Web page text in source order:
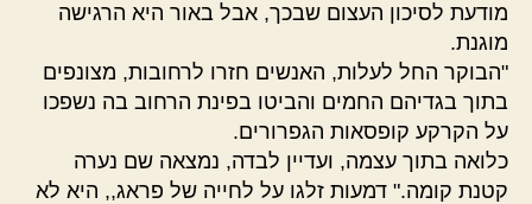
מודעת לסיכון העצום שבכך, אבל באור היא הרגישה
מוגנת.
"הבוקר החל לעלות, האנשים חזרו לרחובות, מצונפים
בתוך בגדיהם החמים והביטו בפינת הרחוב בה נשפכו
על הקרקע קופסאות הגפרורים.
כלואה בתוך עצמה, ועדיין לבדה, נמצאה שם נערה
קטנת קומה." דמעות זלגו על לחייה של פראג,, היא לא